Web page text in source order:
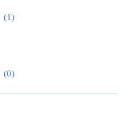
(1)
(0)
(0)